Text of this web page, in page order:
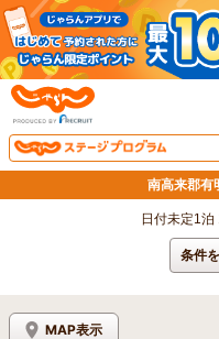
南高来郡有
日付未定1泊
条件
MAP表示